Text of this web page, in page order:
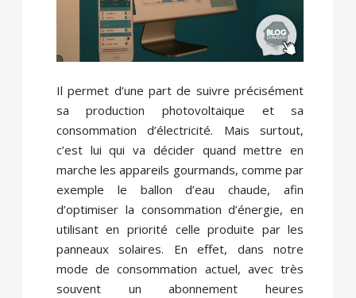
Il permet d’une part de suivre précisément
sa production photovoltaique et sa
consommation d’électricité. Mais surtout,
c’est lui qui va décider quand mettre en
marche les appareils gourmands, comme par
exemple le ballon d’eau chaude, afin
d’optimiser la consommation d’énergie, en
utilisant en priorité celle produite par les
panneaux solaires. En effet, dans notre
mode de consommation actuel, avec très
souvent un abonnement heures